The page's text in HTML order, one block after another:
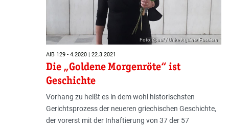
Foto: @uaf / Unite Against Fascism
AIB 129 - 4.2020 | 22.3.2021
Die „Goldene Morgenröte“ ist
Geschichte
Vorhang zu heißt es in dem wohl historischsten
Gerichtsprozess der neueren griechischen Geschichte,
der vorerst mit der Inhaftierung von 37 der 57